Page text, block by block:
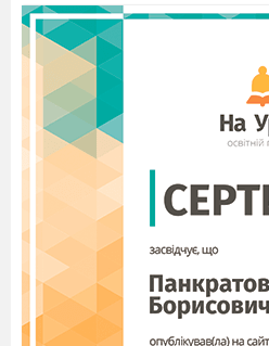
Завдання для 5 – Б
МОВА
1 група Станція
Підказка дітям: шукайте
там, де проходять ваші
мови.
Розмістіть слова в
останніх
букв складіть
Батумі, секунда, бубон,